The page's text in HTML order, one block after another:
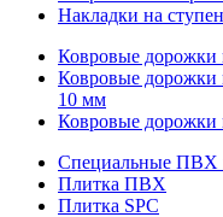
Накладки на
Ковровые дорожки
Ковровые дорожки
10 мм
Ковровые дорожки
Специальные ПВХ
Плитка ПВХ
Плитка SPC